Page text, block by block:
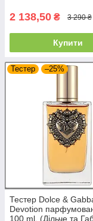
2 138,50 ₴ 3 290 ₴
Купити
Тестер –25%
Тестер Dolce &
Devotion
100 ml. (Дільче та